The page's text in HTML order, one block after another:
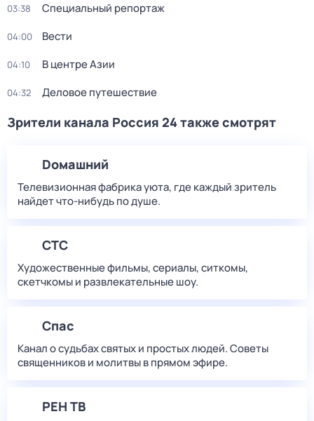
03:38 Специальный репортаж
04:00 Вести
04:10 В центре Азии
04:32 Деловое путешествие
Зрители канала Россия 24 также смотрят
Dомашний
Телевизионная фабрика уюта, где каждый зритель
найдет что‑нибудь по душе.
СТС
Художественные фильмы, сериалы, ситкомы,
скетчкомы и развлекательные шоу.
Спас
Канал о судьбах святых и простых людей. Советы
священников и молитвы в прямом эфире.
РЕН ТВ